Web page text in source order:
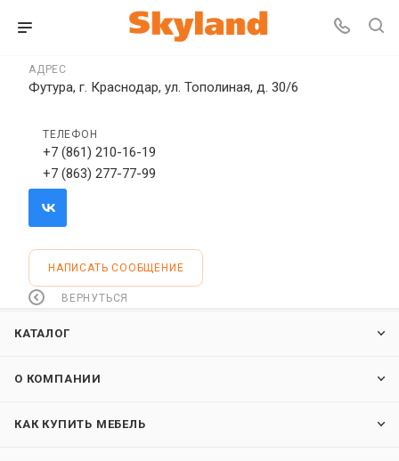
АДРЕС
Футура, г. Краснодар, ул. Тополиная, д. 30/6
ТЕЛЕФОН
+7 (861) 210-16-19
+7 (863) 277-77-99
НАПИСАТЬ СООБЩЕНИЕ
ВЕРНУТЬСЯ
КАТАЛОГ
О КОМПАНИИ
КАК КУПИТЬ МЕБЕЛЬ